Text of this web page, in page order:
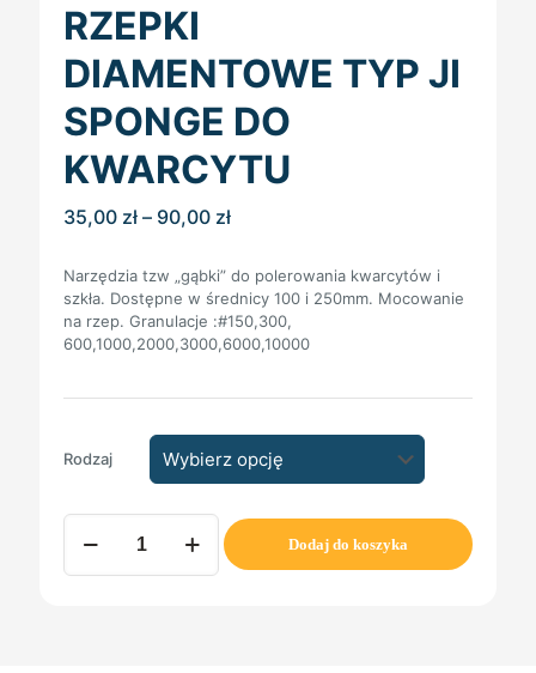
RZEPKI
DIAMENTOWE TYP JI
SPONGE DO
KWARCYTU
35,00 zł – 90,00 złZakres
35,00 zł
do
90,00 zł
Narzędzia tzw „gąbki” do polerowania kwarcytów i
szkła. Dostępne w średnicy 100 i 250mm. Mocowanie
na rzep. Granulacje :#150,300,
600,1000,2000,3000,6000,10000
Rodzaj
ilość
RZEPKI
DIAMENTOWE
Dodaj do koszyka